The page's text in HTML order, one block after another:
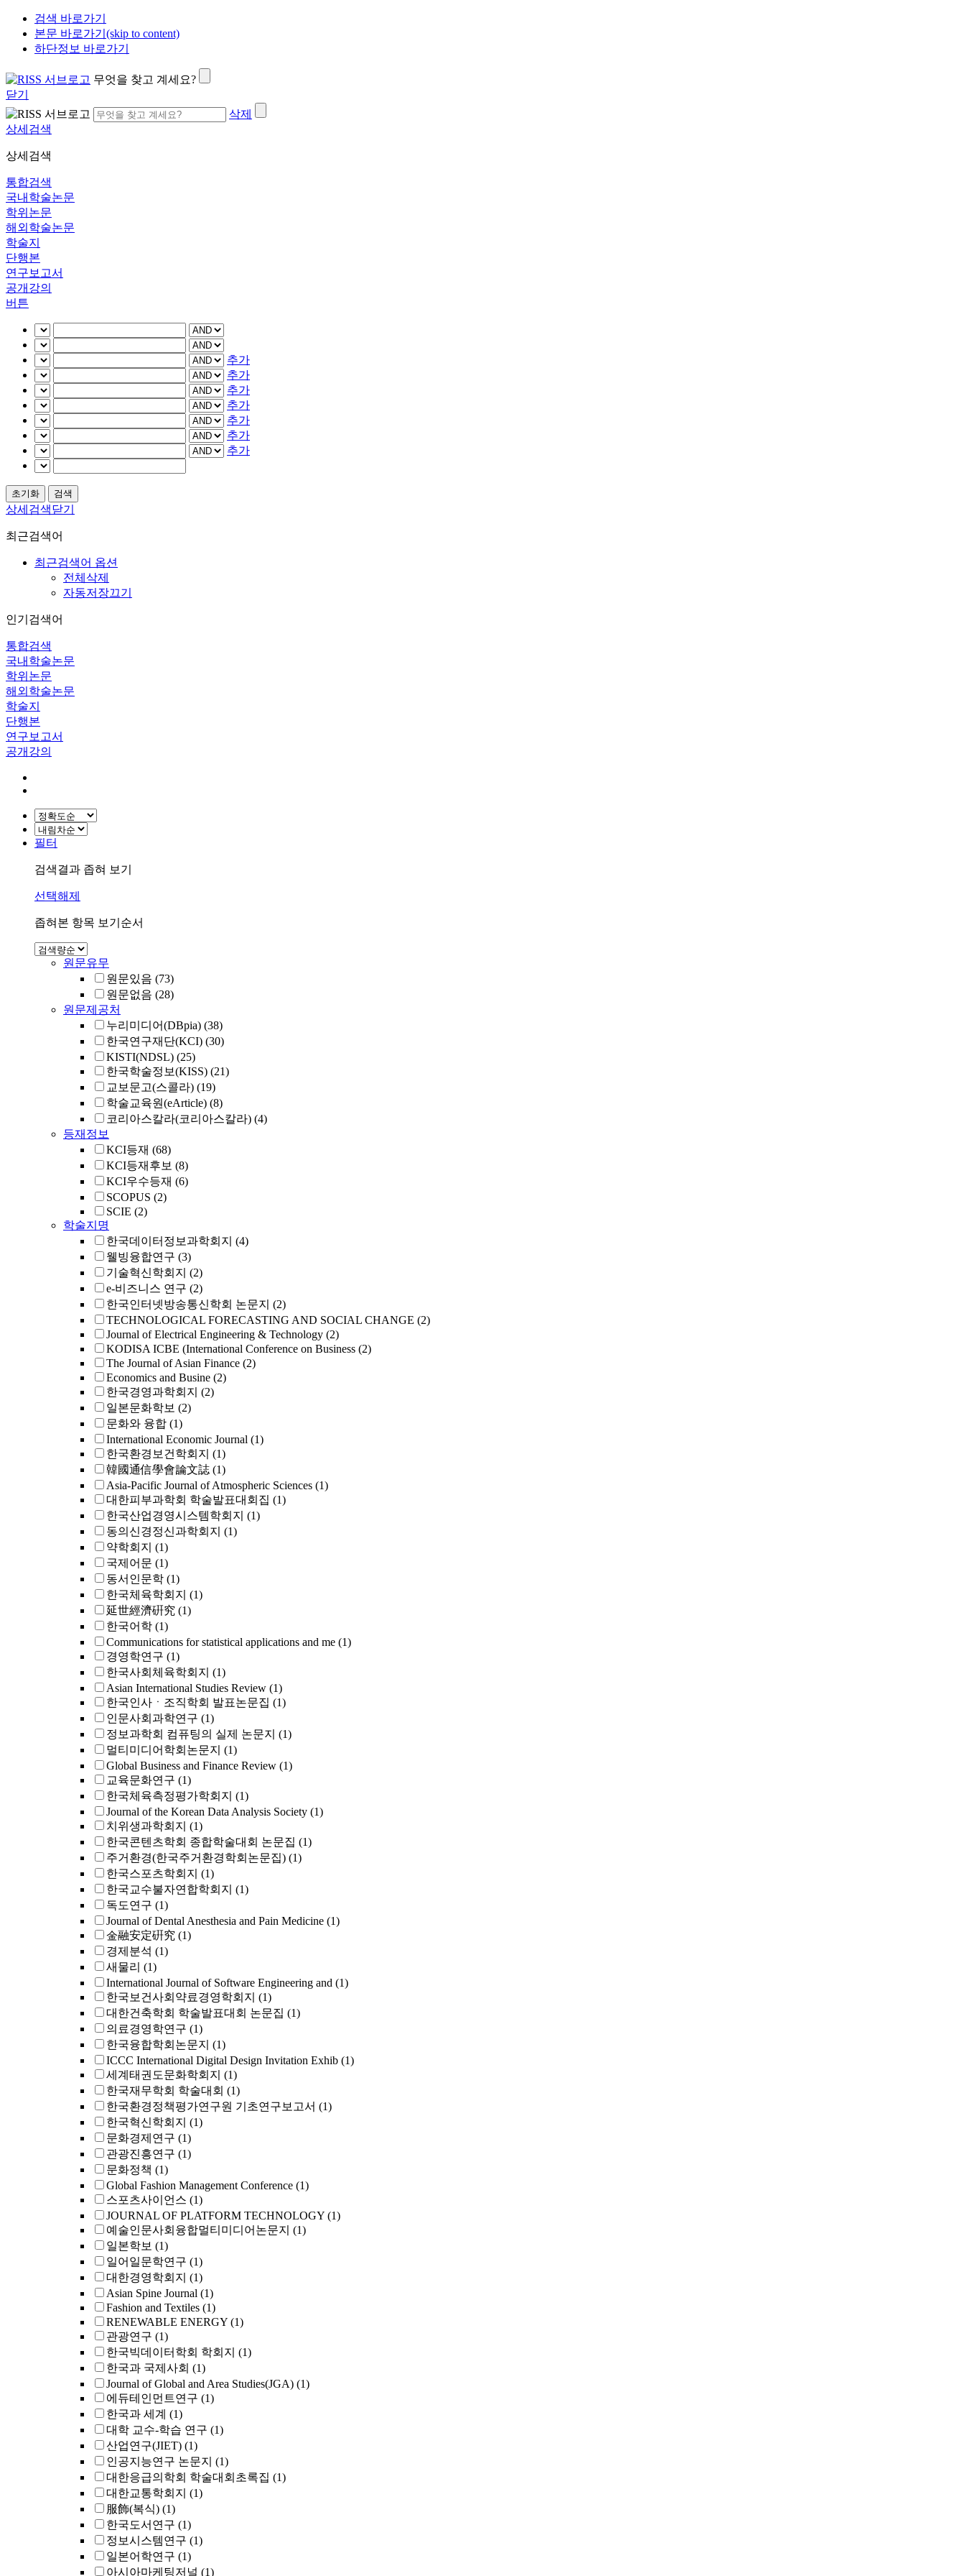
검색 바로가기
본문 바로가기(skip to content)
하단정보 바로가기
무엇을 찾고 계세요?
닫기
삭제
상세검색
상세검색
통합검색
국내학술논문
학위논문
해외학술논문
학술지
단행본
연구보고서
공개강의
버튼
추가
추가
추가
추가
추가
추가
추가
상세검색닫기
최근검색어
최근검색어 옵션
전체삭제
자동저장끄기
인기검색어
통합검색
국내학술논문
학위논문
해외학술논문
학술지
단행본
연구보고서
공개강의
필터
검색결과 좁혀 보기
선택해제
좁혀본 항목 보기순서
원문유무
원문있음 (73)
원문없음 (28)
원문제공처
누리미디어(DBpia) (38)
한국연구재단(KCI) (30)
KISTI(NDSL) (25)
한국학술정보(KISS) (21)
교보문고(스콜라) (19)
학술교육원(eArticle) (8)
코리아스칼라(코리아스칼라) (4)
등재정보
KCI등재 (68)
KCI등재후보 (8)
KCI우수등재 (6)
SCOPUS (2)
SCIE (2)
학술지명
한국데이터정보과학회지 (4)
웰빙융합연구 (3)
기술혁신학회지 (2)
e-비즈니스 연구 (2)
한국인터넷방송통신학회 논문지 (2)
TECHNOLOGICAL FORECASTING AND SOCIAL CHANGE (2)
Journal of Electrical Engineering & Technology (2)
KODISA ICBE (International Conference on Business (2)
The Journal of Asian Finance (2)
Economics and Busine (2)
한국경영과학회지 (2)
일본문화학보 (2)
문화와 융합 (1)
International Economic Journal (1)
한국환경보건학회지 (1)
韓國通信學會論文誌 (1)
Asia-Pacific Journal of Atmospheric Sciences (1)
대한피부과학회 학술발표대회집 (1)
한국산업경영시스템학회지 (1)
동의신경정신과학회지 (1)
약학회지 (1)
국제어문 (1)
동서인문학 (1)
한국체육학회지 (1)
延世經濟硏究 (1)
한국어학 (1)
Communications for statistical applications and me (1)
경영학연구 (1)
한국사회체육학회지 (1)
Asian International Studies Review (1)
한국인사ㆍ조직학회 발표논문집 (1)
인문사회과학연구 (1)
정보과학회 컴퓨팅의 실제 논문지 (1)
멀티미디어학회논문지 (1)
Global Business and Finance Review (1)
교육문화연구 (1)
한국체육측정평가학회지 (1)
Journal of the Korean Data Analysis Society (1)
치위생과학회지 (1)
한국콘텐츠학회 종합학술대회 논문집 (1)
주거환경(한국주거환경학회논문집) (1)
한국스포츠학회지 (1)
한국교수불자연합학회지 (1)
독도연구 (1)
Journal of Dental Anesthesia and Pain Medicine (1)
金融安定硏究 (1)
경제분석 (1)
새물리 (1)
International Journal of Software Engineering and (1)
한국보건사회약료경영학회지 (1)
대한건축학회 학술발표대회 논문집 (1)
의료경영학연구 (1)
한국융합학회논문지 (1)
ICCC International Digital Design Invitation Exhib (1)
세계태권도문화학회지 (1)
한국재무학회 학술대회 (1)
한국환경정책평가연구원 기초연구보고서 (1)
한국혁신학회지 (1)
문화경제연구 (1)
관광진흥연구 (1)
문화정책 (1)
Global Fashion Management Conference (1)
스포츠사이언스 (1)
JOURNAL OF PLATFORM TECHNOLOGY (1)
예술인문사회융합멀티미디어논문지 (1)
일본학보 (1)
일어일문학연구 (1)
대한경영학회지 (1)
Asian Spine Journal (1)
Fashion and Textiles (1)
RENEWABLE ENERGY (1)
관광연구 (1)
한국빅데이터학회 학회지 (1)
한국과 국제사회 (1)
Journal of Global and Area Studies(JGA) (1)
에듀테인먼트연구 (1)
한국과 세계 (1)
대학 교수-학습 연구 (1)
산업연구(JIET) (1)
인공지능연구 논문지 (1)
대한응급의학회 학술대회초록집 (1)
대한교통학회지 (1)
服飾(복식) (1)
한국도서연구 (1)
정보시스템연구 (1)
일본어학연구 (1)
아시아마케팅저널 (1)